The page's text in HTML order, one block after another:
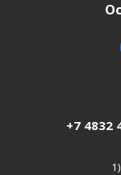
+7 4832